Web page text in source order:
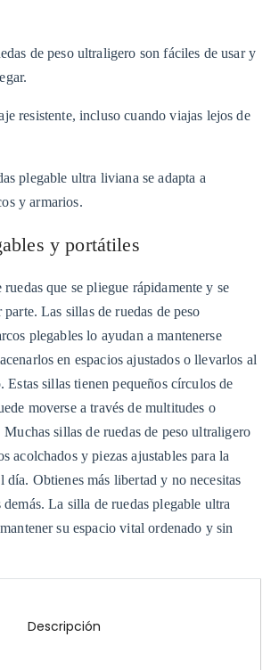
de peso ultraligero son fáciles de usar y
resistente, incluso cuando viajas lejos de
plegable ultra liviana se adapta a
y armarios.
y portátiles
que se pliegue rápidamente y se
Las sillas de ruedas de peso
plegables lo ayudan a mantenerse
en espacios ajustados o llevarlos al
Estas sillas tienen pequeños círculos de
moverse a través de multitudes o
Muchas sillas de ruedas de peso ultraligero
acolchados y piezas ajustables para la
día. Obtienes más libertad y no necesitas
La silla de ruedas plegable ultra
su espacio vital ordenado y sin
Descripción